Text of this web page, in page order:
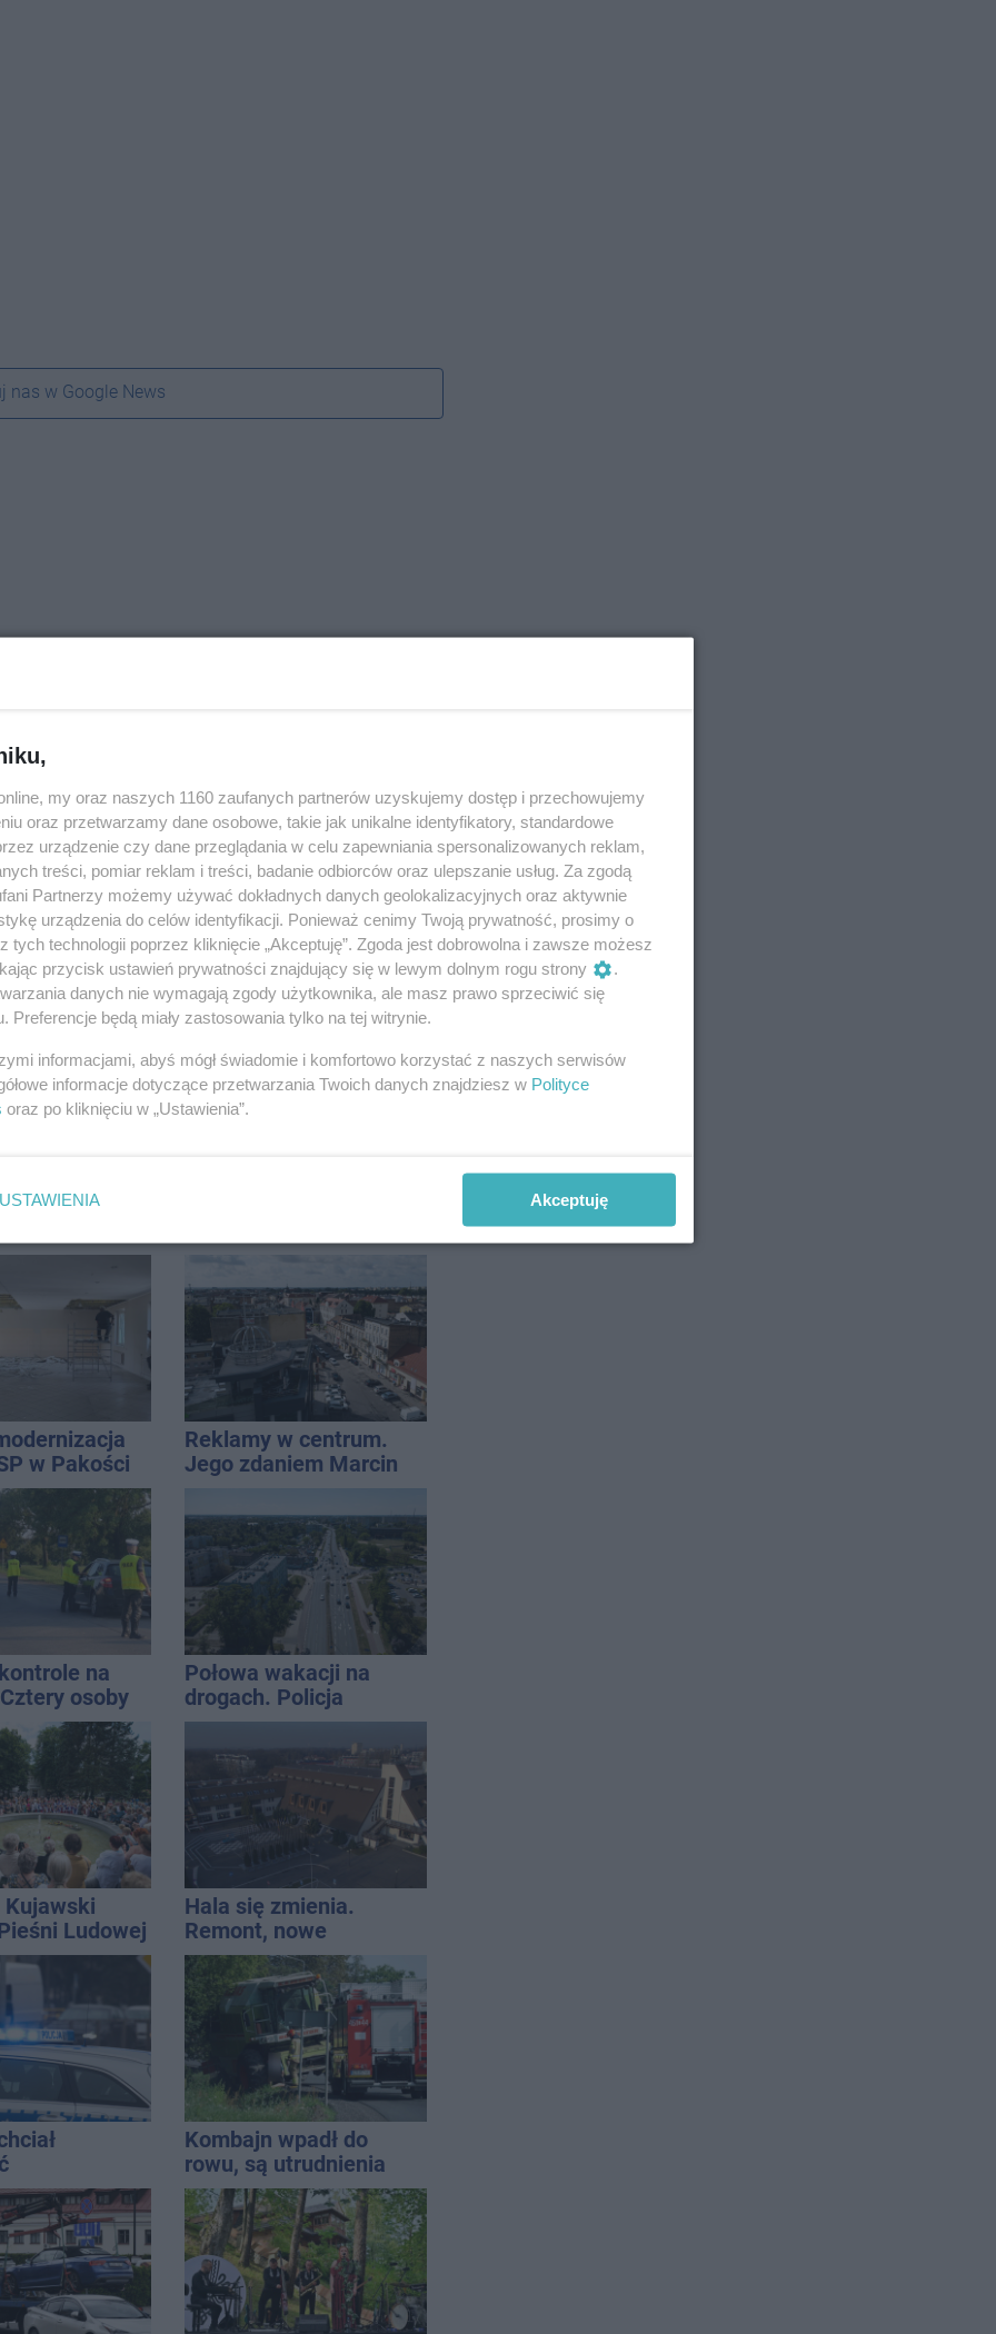
nas w Google News
a nie
dzieci?
Kolizja na Rąbinie.
Policja szuka kierowcy
Golfa
burze.
innych modeli?
w Pakości
Reklamy w centrum.
Jego zdaniem Marcin
[akt.]
na
osoby
po alkoholu
Połowa wakacji na
drogach. Policja
podsumowała lipiec
Kujawski
Ludowej
Hala się zmienia.
Remont, nowe
nagłośnienie, a przed
wejściem stanie
QEMETICA ARENA
Stracił
zł
Kombajn wpadł do
rowu, są utrudnienia
my oraz naszych 1160 zaufanych partnerów uzyskujemy dostęp i przechowujemy
oraz przetwarzamy dane osobowe, takie jak unikalne identyfikatory, standardowe
urządzenie czy dane przeglądania w celu zapewniania spersonalizowanych reklam,
treści, pomiar reklam i treści, badanie odbiorców oraz ulepszanie usług. Za zgodą
Partnerzy możemy używać dokładnych danych geolokalizacyjnych oraz aktywnie
urządzenia do celów identyfikacji. Ponieważ cenimy Twoją prywatność, prosimy o
tych technologii poprzez kliknięcie „Akceptuję”. Zgoda jest dobrowolna i zawsze możesz
przycisk ustawień prywatności znajdujący się w lewym dolnym rogu strony
.
danych nie wymagają zgody użytkownika, ale masz prawo sprzeciwić się
Preferencje będą miały zastosowania tylko na tej witrynie.
informacjami, abyś mógł świadomie i komfortowo korzystać z naszych serwisów
informacje dotyczące przetwarzania Twoich danych znajdziesz w Polityce
oraz po kliknięciu w „Ustawienia”.
USTAWIENIA Akceptuję